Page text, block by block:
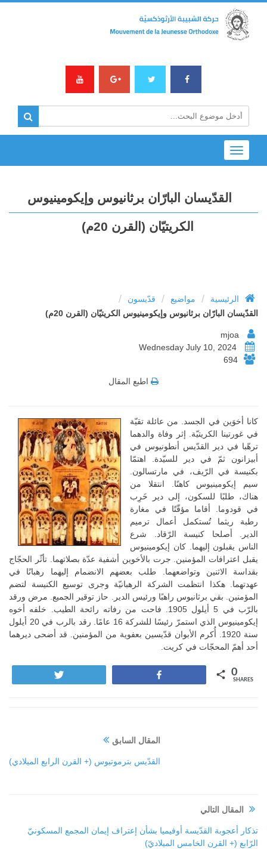
Toggle
navigation
القدّيسان البارّان برثانيوس وإيكومينيوس
الكريتيّان (القرن 20م)
الرئيسية / مواضيع / قدّيسون /
القدّيسان البارّان برثانيوس وإيكومينيوس الكريتيّان (القرن 20م)
694
اطبع المقال
كانا أخوَين في الجسد. من عائلة تقيّة
في غورتينا الكريتيّة. إثر وفاة والدهما
ترهّبا في دير القدّيس أنطونيوس في
أبيزانون ثمّ في دير للسيّدة. اهتمّا
بكنيسة في الرّيف، في مارتسالون.
سيم إيكومينيوس كاهنًا. انتقلا من
هناك، طلبًا للسكون، إلى دير خَرِب
في قودوما. أقاما مؤقّتًا في مغارة
رطبة ريثما تُستكمل أعمال ترميم
الدير. أصلحا كنيسة الرّقاد. شرع
الناس يقبلون إليهما. كان إيكومينيوس
يقبل اعترافات المؤمنين. جرت بالأخوين أشفية عدّة بصلاتهما. تأثّر الحجّاج
بقداسة الاثنين وتواضعهما. طلب بعضهم الانضمام إليهما رهبانًا في
عهدتهما. هكذا انتظمت الشركة الرهبانيّة وجرى توسيع الكنيسة لتضم
المؤمنين. بقي برثانيوس راهبًا ورئيس الدير. حاز توقير الجميع. مرض ورقد
بالرّب في 5 أيلول 1905. فاحت من رفاته رائحة الطيب. خلفه أخوه
إيكومينيوس الذي استمرّ رئيسًا للشركة 16 عامًا. رقد بالرب في 20 أيلول
سنة 1920. أُكرم الأبوان قدّيسين بعفوية من المؤمنين. قد أضحى ديرهما
أحد أهمّ المحجّات في كريت.
0
SHARES
المقال السابق
القدّيس بترموتيوس (+ القرن الرابع الميلادي)
المقال التالي
تذكار أعجوبة القدّيسة أوفيميا بشأن إعتراف إيمان المجمع المسكونيّ
الرّابع (+ القرن الخامس الميلاديّ)